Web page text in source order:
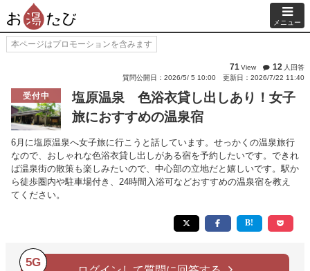
メニュー
本ページはプロモーションを含みます
71View 12 人回答
質問公開日：2026/5/ 5 10:00
更新日：2026/7/22 11:40
受付中
塩原温泉 色浴衣貸し出しあり！女子
旅におすすめの温泉宿
6月に塩原温泉へ女子旅に行こうと話しています。せっかくの温泉旅行
なので、おしゃれな色浴衣貸し出しがある宿を予約したいです。できれ
ば温泉街の散策も楽しみたいので、中心部の立地だと嬉しいです。駅か
ら徒歩圏内や駐車場付き、24時間入浴可などおすすめの温泉宿を教え
てください。
5G